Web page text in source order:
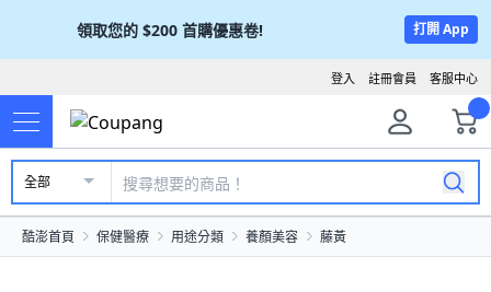
領取您的 $200 首購優惠卷! 打開 App
客服中心
註冊會員
登入
全部
酷澎首頁 保健醫療 用途分類 養顏美容 藤黃